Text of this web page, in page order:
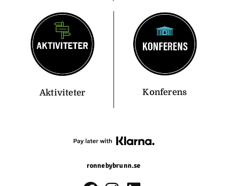
Aktiviteter Konferens
ronnebybrunn.se